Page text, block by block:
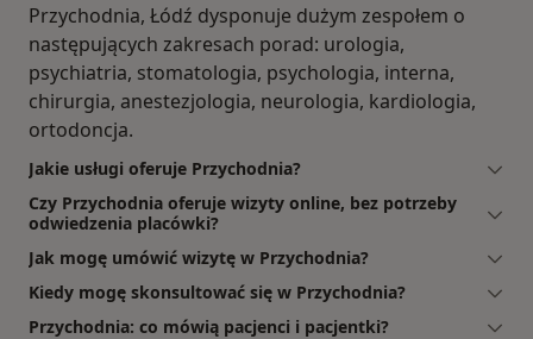
Przychodnia, Łódź dysponuje dużym zespołem o
następujących zakresach porad: urologia,
psychiatria, stomatologia, psychologia, interna,
chirurgia, anestezjologia, neurologia, kardiologia,
ortodoncja.
Jakie usługi oferuje Przychodnia?
Czy Przychodnia oferuje wizyty online, bez potrzeby
odwiedzenia placówki?
Jak mogę umówić wizytę w Przychodnia?
Kiedy mogę skonsultować się w Przychodnia?
Przychodnia: co mówią pacjenci i pacjentki?